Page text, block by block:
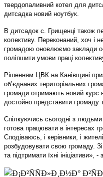
твердопаливний котел для
дитсадка новий ноутбук.
В дитсадок с. Грищенці також
колективу. Переконаний, хоч і
громадою оновлюємо заклади
поліпшити умови праці
Рішенням ЦВК на Канівщині
об’єднаних територіальних
громади отримають новий курс
достойно представити громаду
Спілкуючись сьогодні з
готова працювати в інтересах
Сподіваюсь, і керівники, і
розбудовувати свою громаду.
та підтримати їхні